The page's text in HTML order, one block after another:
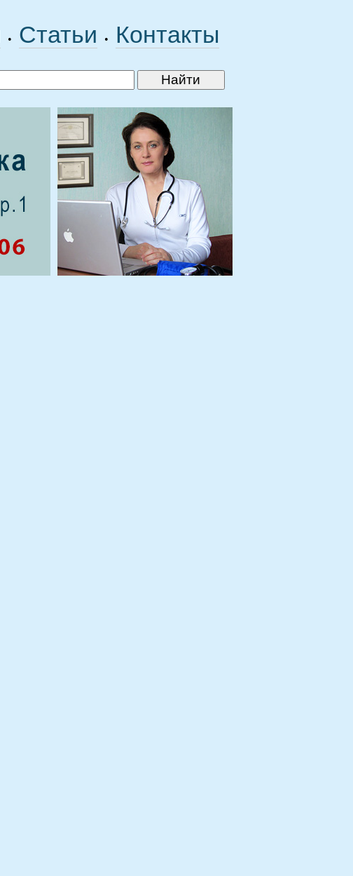
• Статьи • Контакты